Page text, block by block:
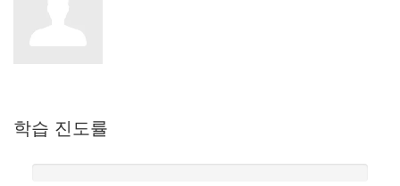
학습 진도률